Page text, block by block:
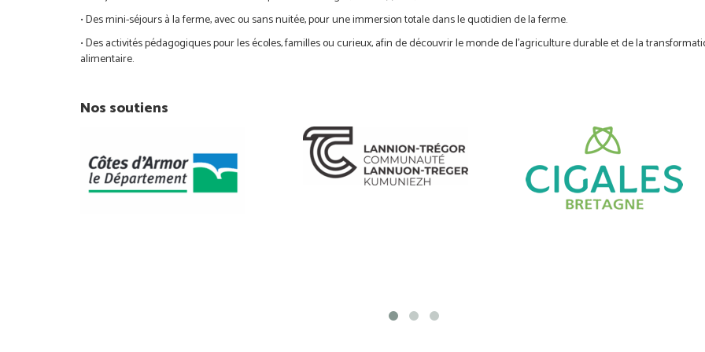
• Des mini-séjours à la ferme, avec ou sans nuitée, pour une immersion totale dans le quotidien de la ferme.
• Des activités pédagogiques pour les écoles, familles ou curieux, afin de découvrir le monde de l’agriculture durable et de la
alimentaire.
Nos soutiens